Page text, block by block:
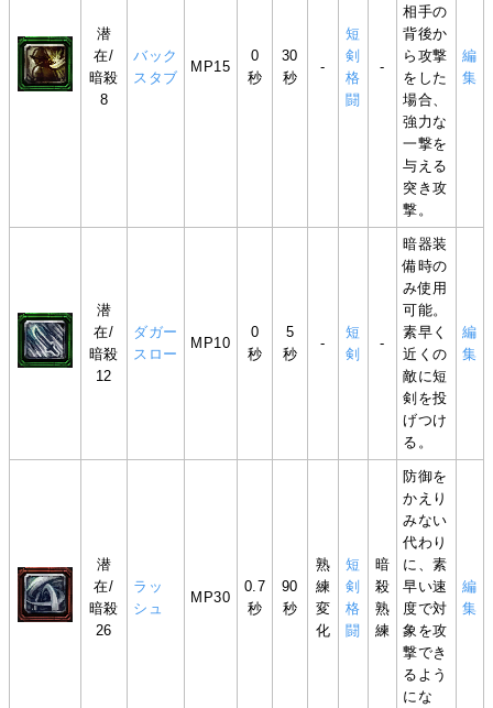
潜
在/
暗殺
8
バック
スタブ
MP15
0
秒
30
秒
-
短
剣
格
闘
-
相手の
背後か
ら攻撃
をした
場合、
強力な
一撃を
与える
突き攻
撃。
編
集
潜
在/
暗殺
12
ダガー
スロー
MP10
0
秒
5
秒
-
短
剣
-
暗器装
備時の
み使用
可能。
素早く
近くの
敵に短
剣を投
げつけ
る。
編
集
潜
在/
暗殺
26
ラッ
シュ
MP30
0.7
秒
90
秒
熟
練
変
化
短
剣
格
闘
暗
殺
熟
練
防御を
かえり
みない
代わり
に、素
早い速
度で対
象を攻
撃でき
るよう
にな
編
集